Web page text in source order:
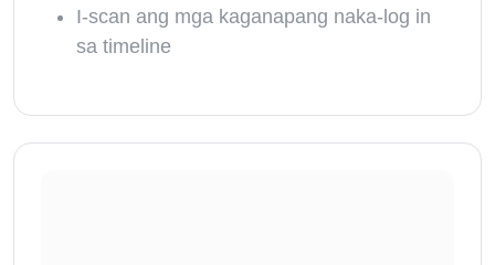
I-scan ang mga kaganapang naka-log in
sa timeline